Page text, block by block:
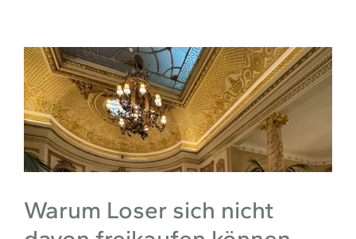
Warum Loser sich nicht